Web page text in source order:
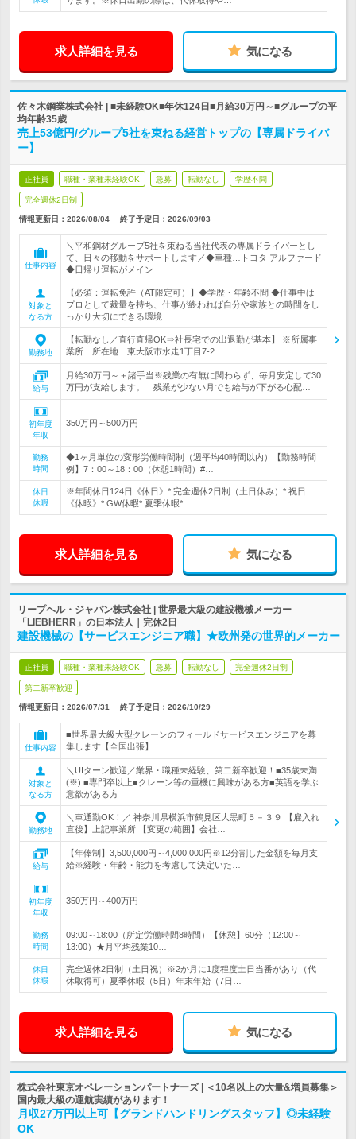
求人詳細を見る 気になる
佐々木鋼業株式会社 | ■未経験OK■年休124日■月給30万円～■グループの平
均年齢35歳
売上53億円/グループ5社を束ねる経営トップの【専属ドライバ
ー】
正社員 職種・業種未経験OK 急募 転勤なし 学歴不問
完全週休2日制
情報更新日：2026/08/04 終了予定日： 2026/09/03
仕事内容
＼平和鋼材グループ5社を束ねる当社代表の専属ドライバーとし
て、日々の移動をサポートします／◆車種…トヨタ アルファード
◆日帰り運転がメイン
対象と
なる方
【必須：運転免許（AT限定可）】◆学歴・年齢不問 ◆仕事中は
プロとして裁量を持ち、仕事が終われば自分や家族との時間をし
っかり大切にできる環境
勤務地
【転勤なし／直行直帰OK⇒社長宅での出退勤が基本】 ※所属事
業所 所在地 東大阪市水走1丁目7-2…
給与
月給30万円～＋諸手当※残業の有無に関わらず、毎月安定して30
万円が支給します。 残業が少ない月でも給与が下がる心配…
初年度
年収
350万円～500万円
勤務
時間
◆1ヶ月単位の変形労働時間制（週平均40時間以内）【勤務時間
例】7：00～18：00（休憩1時間）#…
休日
休暇
※年間休日124日《休日》* 完全週休2日制（土日休み）* 祝日
《休暇》* GW休暇* 夏季休暇* …
求人詳細を見る 気になる
リープヘル・ジャパン株式会社 | 世界最大級の建設機械メーカー
「LIEBHERR」の日本法人｜完休2日
建設機械の【サービスエンジニア職】★欧州発の世界的メーカー
正社員 職種・業種未経験OK 急募 転勤なし 完全週休2日制
第二新卒歓迎
情報更新日：2026/07/31 終了予定日： 2026/10/29
仕事内容
■世界最大級大型クレーンのフィールドサービスエンジニアを募
集します【全国出張】
対象と
なる方
＼UIターン歓迎／業界・職種未経験、第二新卒歓迎！■35歳未満
(※) ■専門卒以上■クレーン等の重機に興味がある方■英語を学ぶ
意欲がある方
勤務地
＼車通勤OK！／ 神奈川県横浜市鶴見区大黒町５－３９ 【雇入れ
直後】上記事業所 【変更の範囲】会社…
給与
【年俸制】3,500,000円～4,000,000円※12分割した金額を毎月支
給※経験・年齢・能力を考慮して決定いた…
初年度
年収
350万円～400万円
勤務
時間
09:00～18:00（所定労働時間8時間）【休憩】60分（12:00～
13:00）★月平均残業10…
休日
休暇
完全週休2日制（土日祝）※2か月に1度程度土日当番があり（代
休取得可）夏季休暇（5日）年末年始（7日…
求人詳細を見る 気になる
株式会社東京オペレーションパートナーズ | ＜10名以上の大量&増員募集＞
国内最大級の運航実績があります！
月収27万円以上可【グランドハンドリングスタッフ】◎未経験
OK